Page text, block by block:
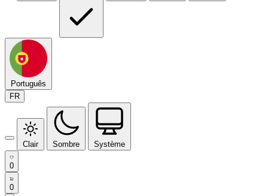
Português
FR
Clair Sombre Système
0
0